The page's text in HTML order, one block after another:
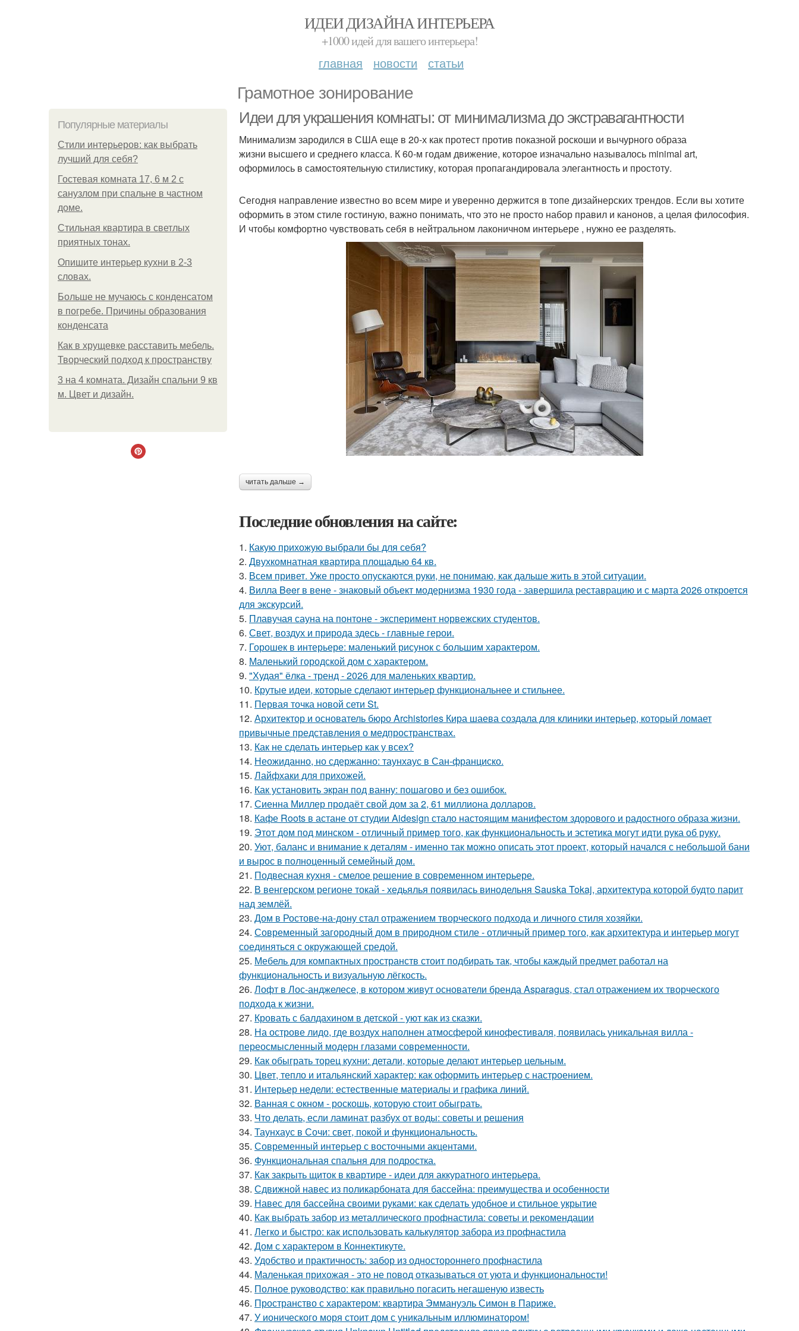
ИДЕИ ДИЗАЙНА ИНТЕРЬЕРА
+1000 идей для вашего интерьера!
главная новости статьи
Грамотное зонирование
Популярные материалы
Стили интерьеров: как выбрать
лучший для себя?
Гостевая комната 17, 6 м 2 с
санузлом при спальне в частном
доме.
Стильная квартира в светлых
приятных тонах.
Опишите интерьер кухни в 2-3
словах.
Больше не мучаюсь с конденсатом
в погребе. Причины образования
конденсата
Как в хрущевке расставить мебель.
Творческий подход к пространству
3 на 4 комната. Дизайн спальни 9 кв
м. Цвет и дизайн.
Идеи для украшения комнаты: от минимализма до экстравагантности
Минимализм зародился в США еще в 20-х как протест против показной роскоши и вычурного образа
жизни высшего и среднего класса. К 60-м годам движение, которое изначально называлось minimal art,
оформилось в самостоятельную стилистику, которая пропагандировала элегантность и простоту.
Сегодня направление известно во всем мире и уверенно держится в топе дизайнерских трендов. Если вы хотите
оформить в этом стиле гостиную, важно понимать, что это не просто набор правил и канонов, а целая философия.
И чтобы комфортно чувствовать себя в нейтральном лаконичном интерьере , нужно ее разделять.
читать дальше →
Последние обновления на сайте:
1. Какую прихожую выбрали бы для себя?
2. Двухкомнатная квартира площадью 64 кв.
3. Всем привет. Уже просто опускаются руки, не понимаю, как дальше жить в этой ситуации.
4. Вилла Beer в вене - знаковый объект модернизма 1930 года - завершила реставрацию и с марта 2026 откроется
для экскурсий.
5. Плавучая сауна на понтоне - эксперимент норвежских студентов.
6. Свет, воздух и природа здесь - главные герои.
7. Горошек в интерьере: маленький рисунок с большим характером.
8. Маленький городской дом с характером.
9. "Худая" ёлка - тренд - 2026 для маленьких квартир.
10. Крутые идеи, которые сделают интерьер функциональнее и стильнее.
11. Первая точка новой сети St.
12. Архитектор и основатель бюро Archistories Кира шаева создала для клиники интерьер, который ломает
привычные представления о медпространствах.
13. Как не сделать интерьер как у всех?
14. Неожиданно, но сдержанно: таунхаус в Сан-франциско.
15. Лайфхаки для прихожей.
16. Как установить экран под ванну: пошагово и без ошибок.
17. Сиенна Миллер продаёт свой дом за 2, 61 миллиона долларов.
18. Кафе Roots в астане от студии Aidesign стало настоящим манифестом здорового и радостного образа жизни.
19. Этот дом под минском - отличный пример того, как функциональность и эстетика могут идти рука об руку.
20. Уют, баланс и внимание к деталям - именно так можно описать этот проект, который начался с небольшой бани
и вырос в полноценный семейный дом.
21. Подвесная кухня - смелое решение в современном интерьере.
22. В венгерском регионе токай - хедьялья появилась винодельня Sauska Tokaj, архитектура которой будто парит
над землёй.
23. Дом в Ростове-на-дону стал отражением творческого подхода и личного стиля хозяйки.
24. Современный загородный дом в природном стиле - отличный пример того, как архитектура и интерьер могут
соединяться с окружающей средой.
25. Мебель для компактных пространств стоит подбирать так, чтобы каждый предмет работал на
функциональность и визуальную лёгкость.
26. Лофт в Лос-анджелесе, в котором живут основатели бренда Asparagus, стал отражением их творческого
подхода к жизни.
27. Кровать с балдахином в детской - уют как из сказки.
28. На острове лидо, где воздух наполнен атмосферой кинофестиваля, появилась уникальная вилла -
переосмысленный модерн глазами современности.
29. Как обыграть торец кухни: детали, которые делают интерьер цельным.
30. Цвет, тепло и итальянский характер: как оформить интерьер с настроением.
31. Интерьер недели: естественные материалы и графика линий.
32. Ванная с окном - роскошь, которую стоит обыграть.
33. Что делать, если ламинат разбух от воды: советы и решения
34. Таунхаус в Сочи: свет, покой и функциональность.
35. Современный интерьер с восточными акцентами.
36. Функциональная спальня для подростка.
37. Как закрыть щиток в квартире - идеи для аккуратного интерьера.
38. Сдвижной навес из поликарбоната для бассейна: преимущества и особенности
39. Навес для бассейна своими руками: как сделать удобное и стильное укрытие
40. Как выбрать забор из металлического профнастила: советы и рекомендации
41. Легко и быстро: как использовать калькулятор забора из профнастила
42. Дом с характером в Коннектикуте.
43. Удобство и практичность: забор из одностороннего профнастила
44. Маленькая прихожая - это не повод отказываться от уюта и функциональности!
45. Полное руководство: как правильно погасить негашеную известь
46. Пространство с характером: квартира Эммануэль Симон в Париже.
47. У ионического моря стоит дом с уникальным иллюминатором!